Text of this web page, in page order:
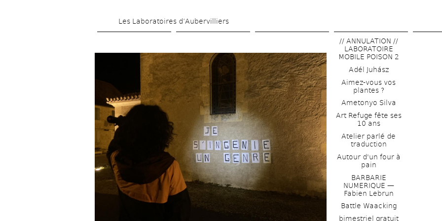
main
Les Laboratoires d’Aubervilliers
// ANNULATION //
LABORATOIRE
MOBILE POISON 2
Adél Juhász
Aimez-vous vos
plantes ?
Ametonyo Silva
Art Refuge fête ses
10 ans
Atelier parlé de
traduction
Autour d'un four à
pain
BARBARIE
NUMERIQUE —
Fabien Lebrun
Battle Waacking
bimestriel gratuit